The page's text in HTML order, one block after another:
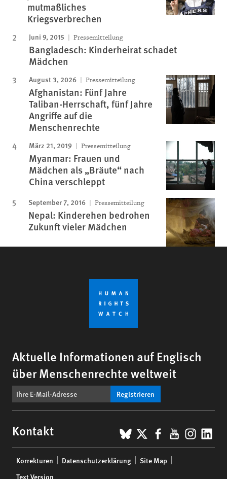
mutmaßliches
Kriegsverbrechen
Juni 9, 2015 Pressemitteilung
Bangladesch: Kinderheirat schadet
Mädchen
August 3, 2026 Pressemitteilung
Afghanistan: Fünf Jahre
Taliban-Herrschaft, fünf Jahre
Angriffe auf die
Menschenrechte
März 21, 2019 Pressemitteilung
Myanmar: Frauen und
Mädchen als „Bräute“ nach
China verschleppt
September 7, 2016 Pressemitteilung
Nepal: Kinderehen bedrohen
Zukunft vieler Mädchen
Aktuelle Informationen auf Englisch
über Menschenrechte weltweit
Registrieren
Kontakt BlueSky
X Facebook
YouTube
menu
Korrekturen Datenschutzerklärung
Site Map
Text Version